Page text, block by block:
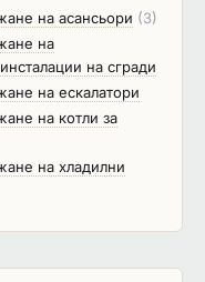
на асансьори (3)
на
на сгради
на ескалатори
на котли за
на хладилни